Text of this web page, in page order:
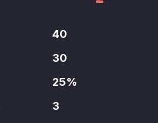
40
30
25%
3